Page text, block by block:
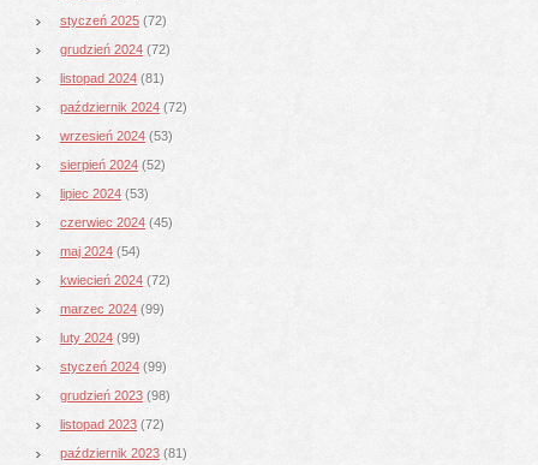
styczeń 2025 (72)
grudzień 2024 (72)
listopad 2024 (81)
październik 2024 (72)
wrzesień 2024 (53)
sierpień 2024 (52)
lipiec 2024 (53)
czerwiec 2024 (45)
maj 2024 (54)
kwiecień 2024 (72)
marzec 2024 (99)
luty 2024 (99)
styczeń 2024 (99)
grudzień 2023 (98)
listopad 2023 (72)
październik 2023 (81)